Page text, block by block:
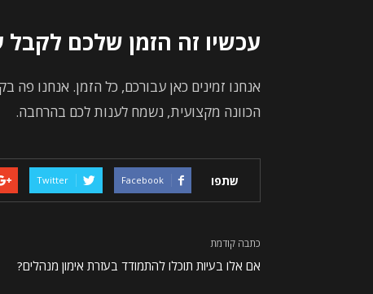
עכשיו זה הזמן שלכם לקבל
אנחנו זמינים כאן עבורכם, כל הזמן. אנחנו
הכוונה מקצועית, נשמח לענות לכם בהרחבה.
שתפו Facebook
Twitter
כתבה קודמת
אם אלו בעיות תוכלו להתמודד בעזרת אימון מנהלים?